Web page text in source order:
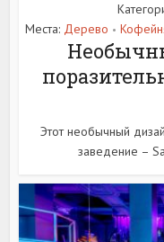
Места: Дерево •
Этот необычный
заведение –